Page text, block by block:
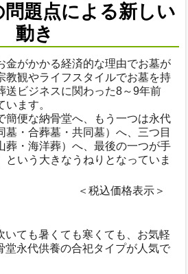
問題点による新しい
動き
金がかかる経済的な理由でお墓が
教観やライフスタイルでお墓を持
送ビジネスに関わった8～9年前
ます。
簡便な納骨堂へ、もう一つは永代
墓・合葬墓・共同墓）へ、三つ目
葬・海洋葬）へ、最後の一つが手
という大きなうねりとなっていま
＜税込価格表示＞
いても暑くても寒くても、お気軽
堂永代供養の合祀タイプが人気で